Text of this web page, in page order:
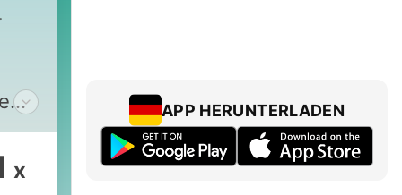
x
APP HERUNTERLADEN